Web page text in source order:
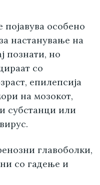
особено
настанување на
познати, но
со
епилепсија
на мозокот,
субстанци или
главоболки,
со гадење и